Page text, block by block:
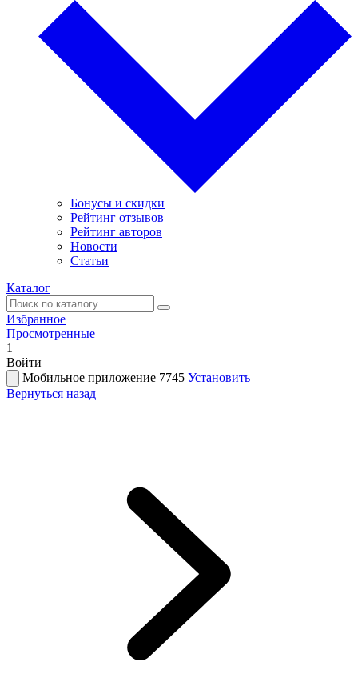
Бонусы и скидки
Рейтинг отзывов
Рейтинг авторов
Новости
Статьи
Каталог
Избранное
Просмотренные
1
Войти
Мобильное приложение 7745 Установить
Вернуться назад